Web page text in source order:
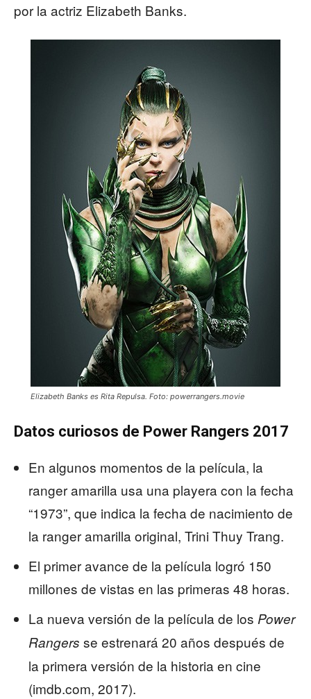
por la actriz Elizabeth Banks.
Elizabeth Banks es Rita Repulsa. Foto: powerrangers.movie
Datos curiosos de Power Rangers 2017
En algunos momentos de la película, la
ranger amarilla usa una playera con la fecha
“1973”, que indica la fecha de nacimiento de
la ranger amarilla original, Trini Thuy Trang.
El primer avance de la película logró 150
millones de vistas en las primeras 48 horas.
La nueva versión de la película de los Power
Rangers se estrenará 20 años después de
la primera versión de la historia en cine
(imdb.com, 2017).